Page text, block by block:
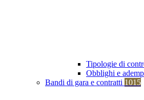
Tipologie di
Obblighi e
Bandi di gara e contratti 1015